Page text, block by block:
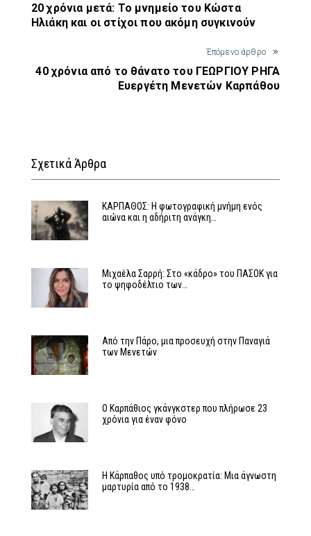
20 χρόνια μετά: Το μνημείο του Κώστα
Ηλιάκη και οι στίχοι που ακόμη συγκινούν
Έπόμενο άρθρο
40 χρόνια από το θάνατο του ΓΕΩΡΓΙΟΥ ΡΗΓΑ
Ευεργέτη Μενετών Καρπάθου
Σχετικά Άρθρα
ΚΑΡΠΑΘΟΣ: Η φωτογραφική μνήμη ενός
αιώνα και η αδήριτη ανάγκη…
Μιχαέλα Σαρρή: Στο «κάδρο» του ΠΑΣΟΚ για
το ψηφοδέλτιο των…
Από την Πάρο, μια προσευχή στην Παναγιά
των Μενετών
Ο Καρπάθιος γκάνγκστερ που πλήρωσε 23
χρόνια για έναν φόνο
Η Κάρπαθος υπό τρομοκρατία: Μια άγνωστη
μαρτυρία από το 1938…